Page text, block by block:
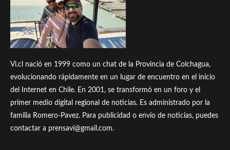
Vi.cl nació en 1999 como un chat de la Provincia de Colchagua,
evolucionando rápidamente en un lugar de encuentro en el inicio
del Internet en Chile. En 2001, se transformó en un foro y el
primer medio digital regional de noticias. Es administrado por la
familia Romero-Pavez. Para publicidad o envío de noticias, puedes
contactar a prensavi@gmail.com.